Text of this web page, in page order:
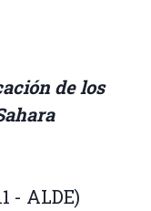
de los
- ALDE)